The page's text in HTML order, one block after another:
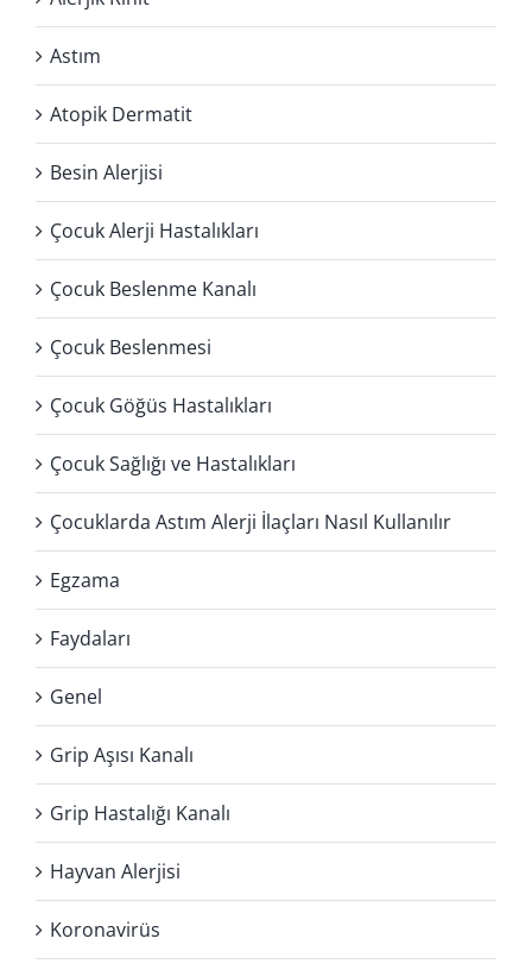
Astım
Atopik Dermatit
Besin Alerjisi
Çocuk Alerji Hastalıkları
Çocuk Beslenme Kanalı
Çocuk Beslenmesi
Çocuk Göğüs Hastalıkları
Çocuk Sağlığı ve Hastalıkları
Çocuklarda Astım Alerji İlaçları Nasıl Kullanılır
Egzama
Faydaları
Genel
Grip Aşısı Kanalı
Grip Hastalığı Kanalı
Hayvan Alerjisi
Koronavirüs